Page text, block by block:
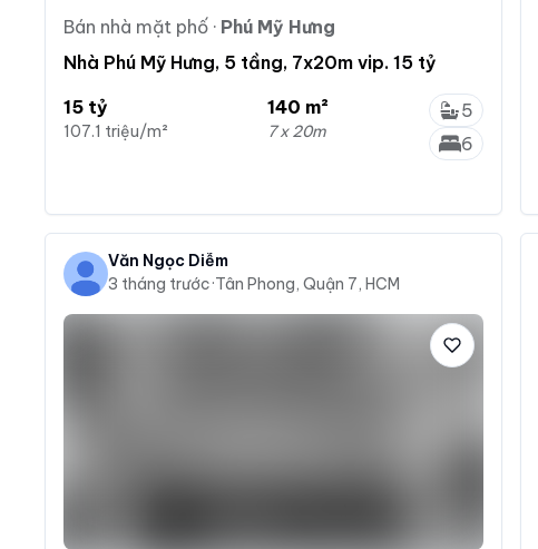
Bán nhà mặt phố · Phú Mỹ Hưng
Nhà Phú Mỹ Hưng, 5 tầng, 7x20m vip. 15 tỷ
15 tỷ
107.1 triệu/m²
140 m²
7 x 20m
5
6
Văn Ngọc Diễm
3 tháng trước·Tân Phong, Quận 7, HCM